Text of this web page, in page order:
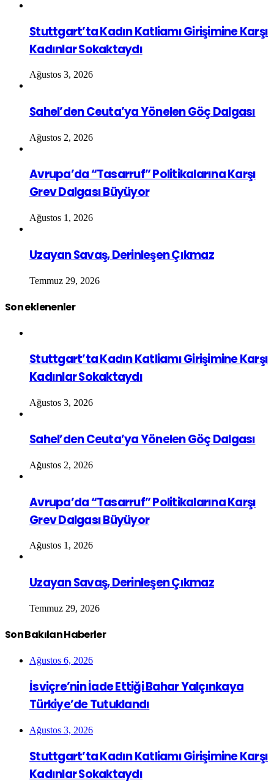
Stuttgart’ta Kadın Katliamı Girişimine Karşı
Kadınlar Sokaktaydı
Ağustos 3, 2026
Sahel’den Ceuta’ya Yönelen Göç Dalgası
Ağustos 2, 2026
Avrupa’da “Tasarruf” Politikalarına Karşı
Grev Dalgası Büyüyor
Ağustos 1, 2026
Uzayan Savaş, Derinleşen Çıkmaz
Temmuz 29, 2026
Son eklenenler
Stuttgart’ta Kadın Katliamı Girişimine Karşı
Kadınlar Sokaktaydı
Ağustos 3, 2026
Sahel’den Ceuta’ya Yönelen Göç Dalgası
Ağustos 2, 2026
Avrupa’da “Tasarruf” Politikalarına Karşı
Grev Dalgası Büyüyor
Ağustos 1, 2026
Uzayan Savaş, Derinleşen Çıkmaz
Temmuz 29, 2026
Son Bakılan Haberler
Ağustos 6, 2026
İsviçre’nin İade Ettiği Bahar Yalçınkaya
Türkiye’de Tutuklandı
Ağustos 3, 2026
Stuttgart’ta Kadın Katliamı Girişimine Karşı
Kadınlar Sokaktaydı